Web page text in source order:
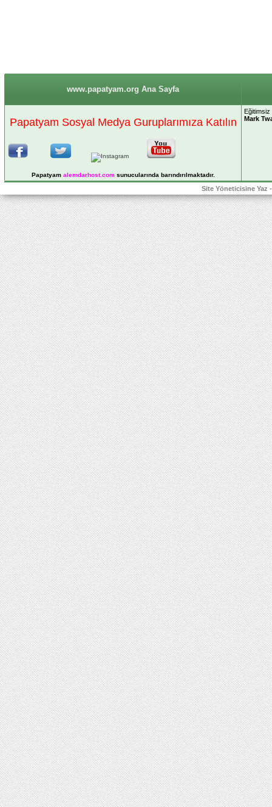
www.papatyam.org Ana Sayfa
Papatyam Sosyal Medya Guruplarımıza Katılın
Papatyam alemdarhost.comsunucularında barındırılmaktadır.
Mark
Site Yöneticisine Yaz